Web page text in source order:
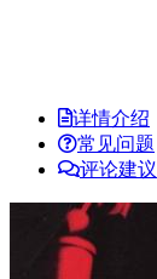
详情介绍
常见问题
评论建议